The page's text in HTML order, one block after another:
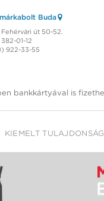
Buda
Fehérvári út 50-52.
01-12
922-33-55
bankkártyával is
KIEMELT